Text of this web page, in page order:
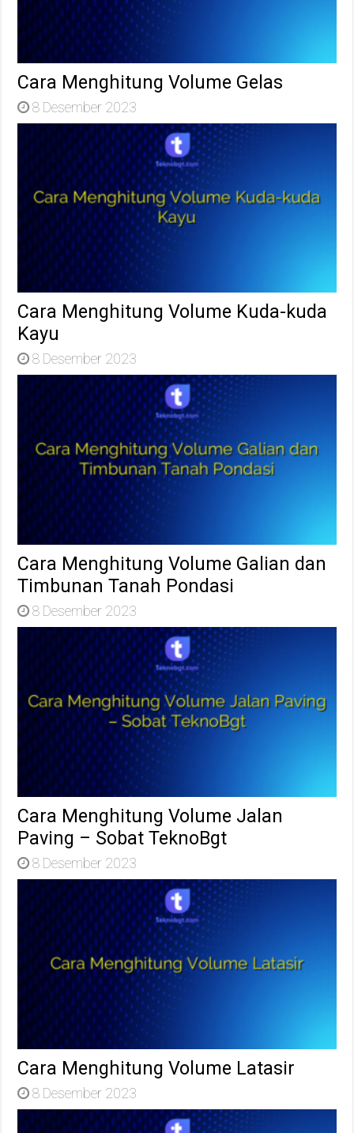
Cara Menghitung Volume Gelas
8 Desember 2023
Cara Menghitung Volume Kuda-kuda
Kayu
8 Desember 2023
Cara Menghitung Volume Galian dan
Timbunan Tanah Pondasi
8 Desember 2023
Cara Menghitung Volume Jalan
Paving – Sobat TeknoBgt
8 Desember 2023
Cara Menghitung Volume Latasir
8 Desember 2023